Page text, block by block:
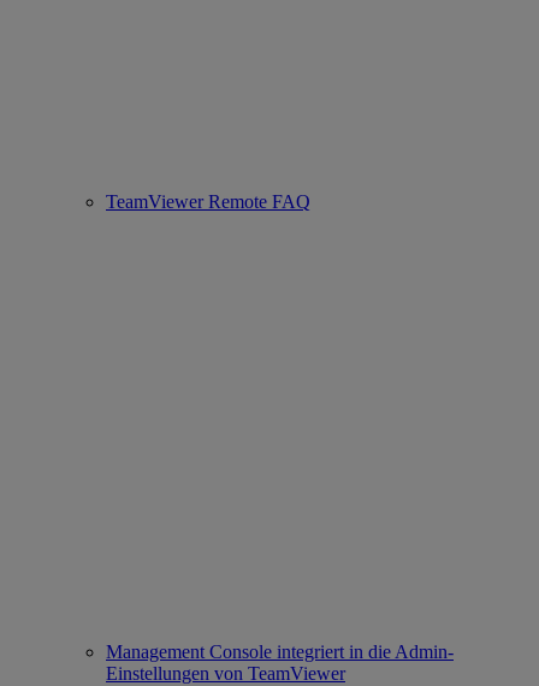
TeamViewer Remote FAQ
Management Console integriert in die Admin-
Einstellungen von TeamViewer